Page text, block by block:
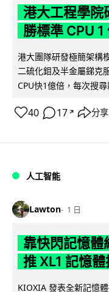
港大工程學院
勝標準 CPU 1
港大團隊研發極簡架構
二硫化鉬及半金屬銻克
CPU快1億倍，每次搜
40 17 ↗ 分享
人工智能
Lawton 1 日
靠快閃記憶體
推 XL1 記憶體
KIOXIA 發表全新記憶